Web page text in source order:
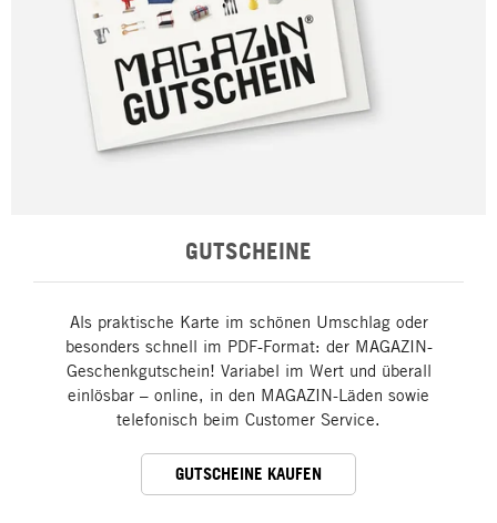
GUTSCHEINE
Als praktische Karte im schönen Umschlag oder
besonders schnell im PDF-Format: der MAGAZIN-
Geschenkgutschein! Variabel im Wert und überall
einlösbar – online, in den MAGAZIN-Läden sowie
telefonisch beim Customer Service.
GUTSCHEINE KAUFEN